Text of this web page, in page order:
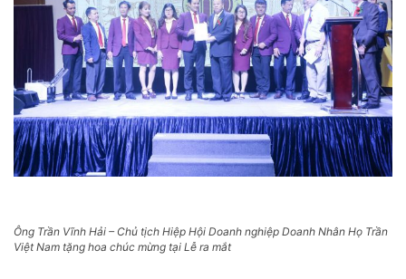
Ông Trần Vĩnh Hải – Chủ tịch Hiệp Hội Doanh nghiệp Doanh Nhân Họ Trần
Việt Nam tặng hoa chúc mừng tại Lễ ra mắt